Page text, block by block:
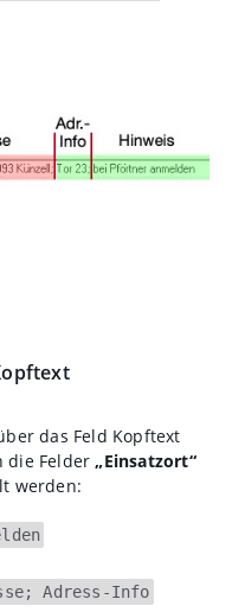
das Feld Kopftext
die Felder „Einsatzort“
werden:
Adress-Info